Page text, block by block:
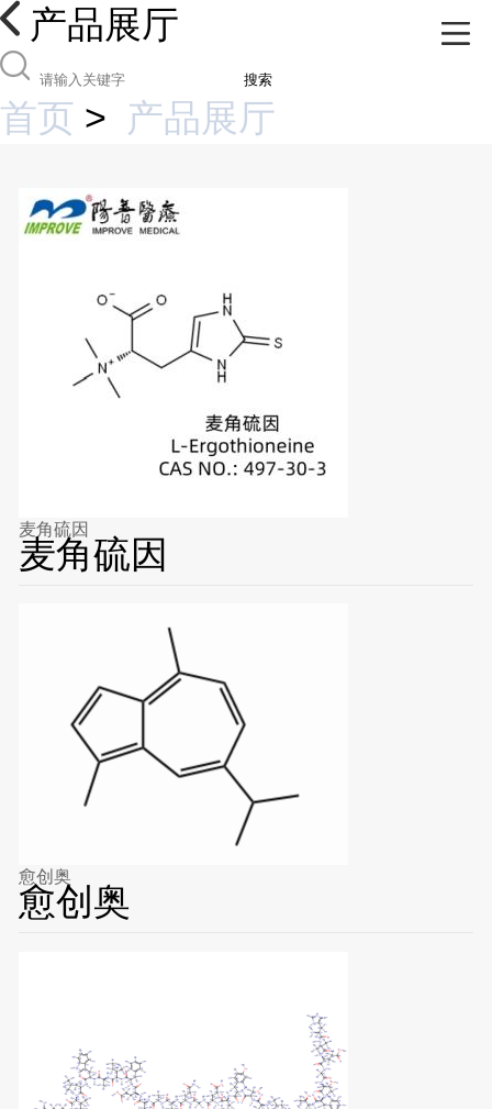
产品展厅
搜索
首页 > 产品展厅
麦角硫因
麦角硫因
愈创奥
愈创奥